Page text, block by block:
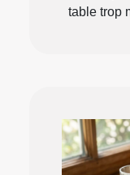
table trop